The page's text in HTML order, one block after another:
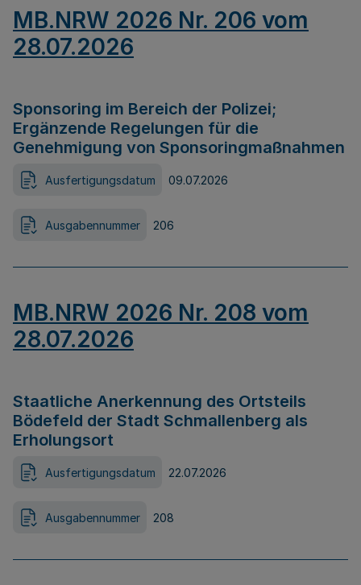
MB.NRW 2026 Nr. 206 vom
28.07.2026
Sponsoring im Bereich der Polizei;
Ergänzende Regelungen für die
Genehmigung von Sponsoringmaßnahmen
Ausfertigungsdatum 09.07.2026
Ausgabennummer 206
MB.NRW 2026 Nr. 208 vom
28.07.2026
Staatliche Anerkennung des Ortsteils
Bödefeld der Stadt Schmallenberg als
Erholungsort
Ausfertigungsdatum 22.07.2026
Ausgabennummer 208